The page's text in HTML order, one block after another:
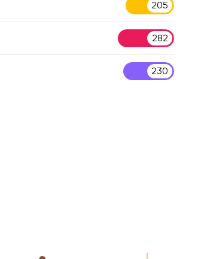
205
282
230